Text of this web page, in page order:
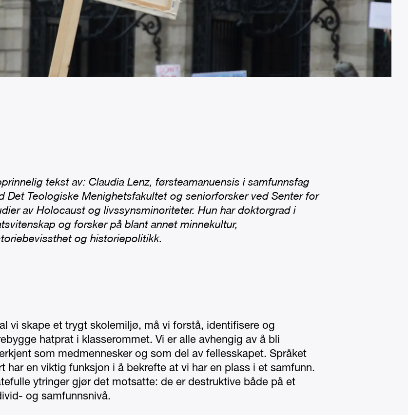
tekst av: Claudia Lenz, førsteamanuensis i samfunnsfag
Det Teologiske Menighetsfakultet og seniorforsker ved Senter for
av Holocaust og livssynsminoriteter. Hun har doktorgrad i
og forsker på blant annet minnekultur,
og historiepolitikk.
vi skape et trygt skolemiljø, må vi forstå, identifisere og
hatprat i klasserommet. Vi er alle avhengig av å bli
som medmennesker og som del av fellesskapet. Språket
har en viktig funksjon i å bekrefte at vi har en plass i et samfunn.
ytringer gjør det motsatte: de er destruktive både på et
og samfunnsnivå.